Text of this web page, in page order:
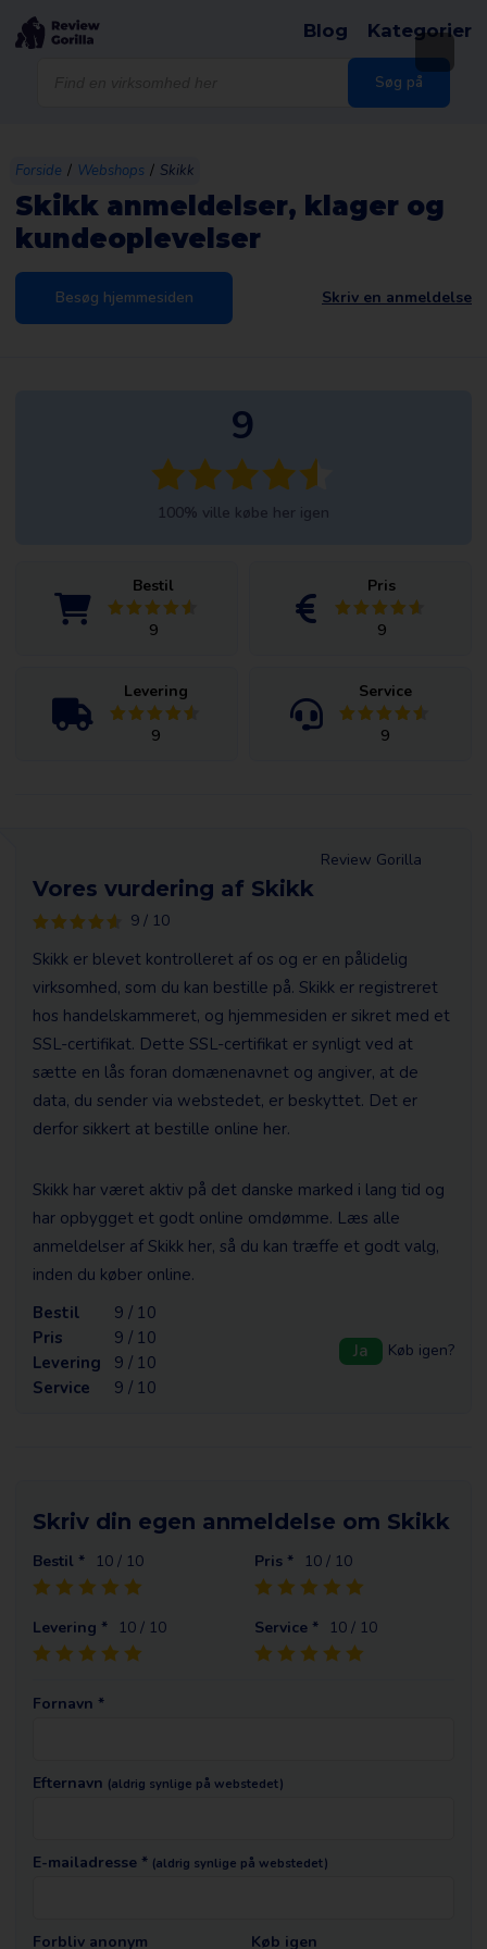
Søg på
Blog Kategorier
Forside / Webshops / Skikk
Skikk anmeldelser, klager og
kundeoplevelser
Besøg hjemmesiden Skriv en anmeldelse
Bestil
9
Pris
9
Levering
9
Service
9
9
100% ville købe her igen
Vores vurdering af Skikk
9 / 10
Review Gorilla
Skikk er blevet kontrolleret af os og er en pålidelig
virksomhed, som du kan bestille på. Skikk er registreret
hos handelskammeret, og hjemmesiden er sikret med et
SSL-certifikat. Dette SSL-certifikat er synligt ved at
sætte en lås foran domænenavnet og angiver, at de
data, du sender via webstedet, er beskyttet. Det er
derfor sikkert at bestille online her.
Skikk har været aktiv på det danske marked i lang tid og
har opbygget et godt online omdømme. Læs alle
anmeldelser af Skikk her, så du kan træffe et godt valg,
inden du køber online.
Bestil
9 / 10
Pris
9 / 10
Levering
9 / 10
Service
9 / 10
Ja Køb igen?
Skriv din egen anmeldelse om Skikk
Bestil * 10 / 10 Pris * 10 / 10
Levering * 10 / 10 Service * 10 / 10
Fornavn *
Efternavn (aldrig synlige på webstedet)
E-mailadresse * (aldrig synlige på webstedet)
Forbliv anonym Køb igen